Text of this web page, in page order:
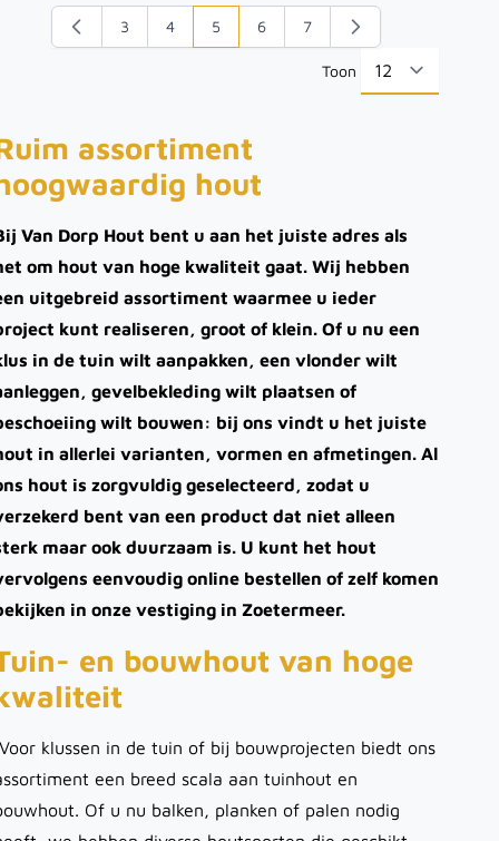
Pagina
3 Pagina
4 U lees momenteel pagina
5 Pagina
6 Pagina
7
Toon
assortiment
hout
Van Dorp Hout bent u aan het juiste adres als
om hout van hoge kwaliteit gaat. Wij hebben
uitgebreid assortiment waarmee u ieder
kunt realiseren, groot of klein. Of u nu een
in de tuin wilt aanpakken, een vlonder wilt
gevelbekleding wilt plaatsen of
wilt bouwen: bij ons vindt u het juiste
in allerlei varianten, vormen en afmetingen. Al
hout is zorgvuldig geselecteerd, zodat u
bent van een product dat niet alleen
maar ook duurzaam is. U kunt het hout
eenvoudig online bestellen of zelf komen
in onze vestiging in Zoetermeer.
en bouwhout van hoge
klussen in de tuin of bij bouwprojecten biedt ons
een breed scala aan tuinhout en
Of u nu balken, planken of palen nodig